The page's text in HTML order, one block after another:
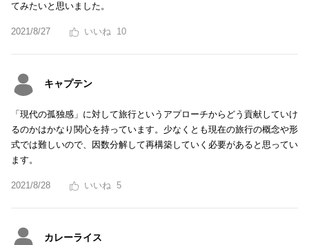
てみたいと思いました。
2021/8/27 10
キャプテン
「現代の孤独感」に対して旅行というアプローチからどう貢献していけ
るのかはかなり関心を持っています。少なくとも現在の旅行の概念や形
式では難しいので、因数分解して再構築していく必要があると思ってい
ます。
2021/8/28 5
カレーライス